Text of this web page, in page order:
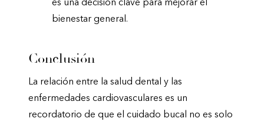
es una decisión clave para mejorar el
bienestar general.
Conclusión
La relación entre la salud dental y las
enfermedades cardiovasculares es un
recordatorio de que el cuidado bucal no es solo